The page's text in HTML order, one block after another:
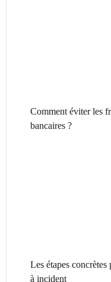
Comment éviter les
bancaires ?
Les étapes
à incident